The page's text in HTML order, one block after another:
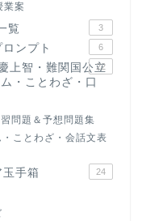
業案
覧 3
ンプト 6
上智・難関国公立
・ことわざ・口
22
問題＆予想問題集
ことわざ・会話文表
手箱 24